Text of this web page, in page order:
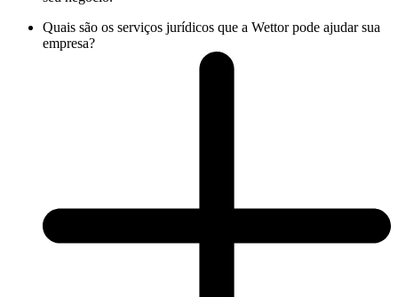
Quais são os serviços jurídicos que a Wettor pode ajudar sua
empresa?